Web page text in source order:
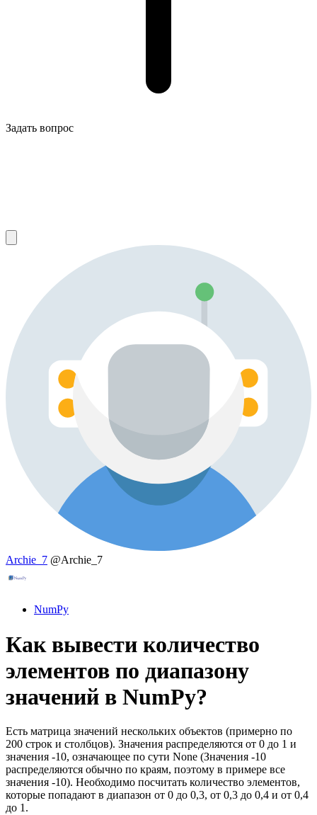
Задать вопрос
Archie_7 @Archie_7
NumPy
Как вывести количество
элементов по диапазону
значений в NumPy?
Есть матрица значений нескольких объектов (примерно по
200 строк и столбцов). Значения распределяются от 0 до 1 и
значения -10, означающее по сути None (Значения -10
распределяются обычно по краям, поэтому в примере все
значения -10). Необходимо посчитать количество элементов,
которые попадают в диапазон от 0 до 0,3, от 0,3 до 0,4 и от 0,4
до 1.